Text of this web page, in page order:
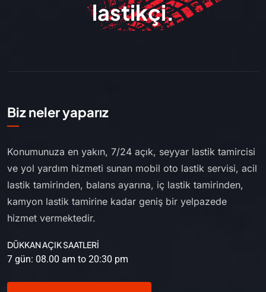
lastikçi.
Biz neler yaparız
Konumunuza en yakın, 7/24 açık, seyyar lastik tamircisi
ve yol yardım hizmeti sunan mobil oto lastik servisi, acil
lastik tamirinden, balans ayarına, iç lastik tamirinden,
kamyon lastik tamirine kadar geniş bir yelpazede
hizmet vermektedir.
DÜKKAN AÇIK SAATLERİ
7 gün: 08.00 am to 20:30 pm